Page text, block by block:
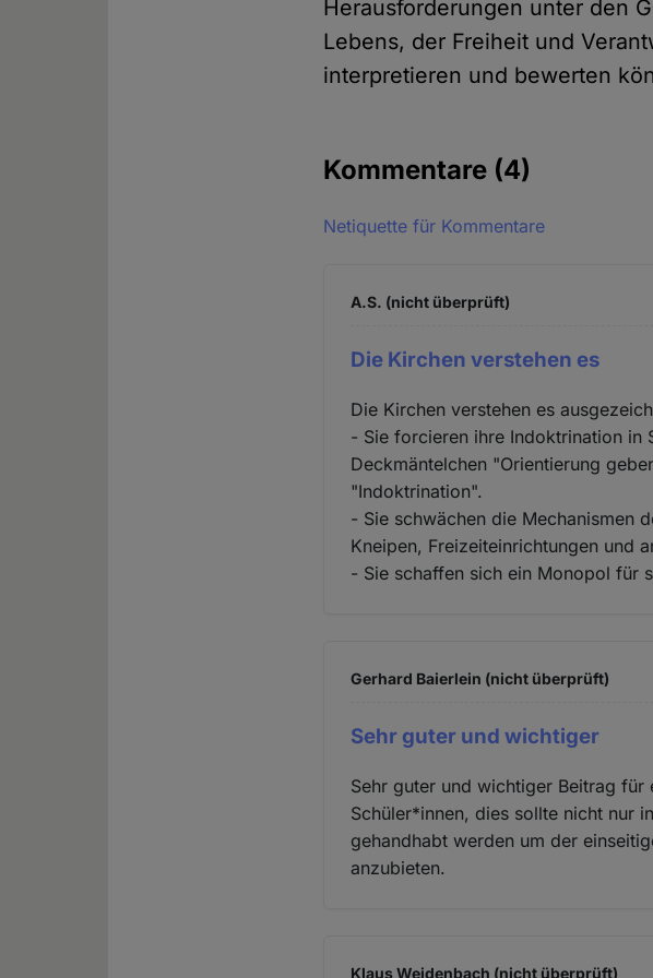
Herausforderungen unter den
Lebens, der Freiheit und
interpretieren und bewerten
Kommentare (4)
Netiquette für Kommentare
A.S. (nicht überprüft)
Die Kirchen verstehen es
Die Kirchen verstehen es
- Sie forcieren ihre Indoktrination in
Deckmäntelchen "Orientierung
"Indoktrination".
- Sie schwächen die Mechanismen
Kneipen, Freizeiteinrichtungen und
- Sie schaffen sich ein Monopol für
Gerhard Baierlein (nicht überprüft)
Sehr guter und wichtiger
Sehr guter und wichtiger Beitrag
Schüler*innen, dies sollte nicht nur
gehandhabt werden um der
anzubieten.
Klaus Weidenbach (nicht überprüft)